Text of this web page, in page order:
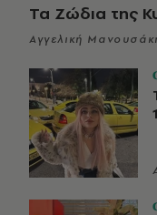
Τα Ζώδια της
Αγγελική